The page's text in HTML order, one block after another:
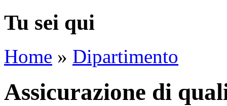
Tu sei qui
Home » Dipartimento
Assicurazione di